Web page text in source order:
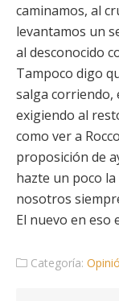
caminamos, al
levantamos un
al desconocido
Tampoco digo
salga corriendo,
exigiendo al
como ver a
proposición de
hazte un poco
nosotros
El nuevo en eso
Categoría: